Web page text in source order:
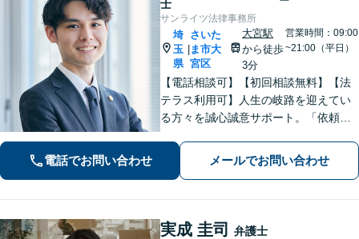
士
サンライツ法律事務所
埼
玉
県
さいた
ま市大
宮区
大宮駅
から徒歩
3分
営業時間：09:00
~21:00（平日）
【電話相談可】【初回相談無料】【法
テラス利用可】人生の岐路を迎えてい
る方々を誠心誠意サポート。「依頼者
女問題／借金問題／相続／企業法務／
刑事事件／交通事故／労働問題など、
電話でお問い合わせ メールでお問い合わせ
実成 圭司 弁護士